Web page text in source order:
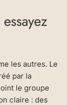
les autres. Le
par la
le groupe
claire : des